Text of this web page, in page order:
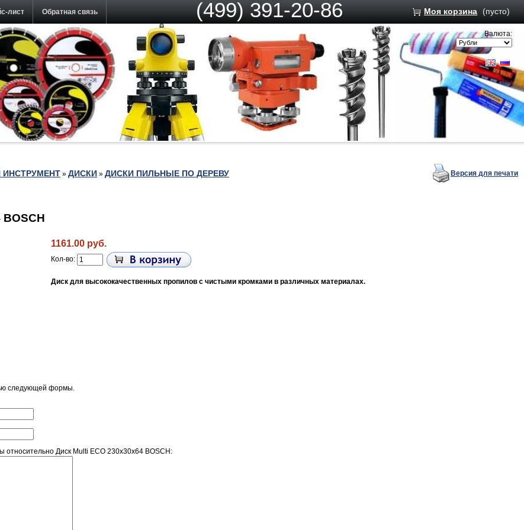
лист Обратная связь (499) 391-20-86 Моя корзина (пусто)
Валюта:
» ДИСКИ » ДИСКИ ПИЛЬНЫЕ ПО ДЕРЕВУ Версия для печати
1161.00 руб.
Кол-во:
Диск для высококачественных пропилов с чистыми кромками в различных материалах.
следующей формы.
Диск Multi ECO 230x30x64 BOSCH: